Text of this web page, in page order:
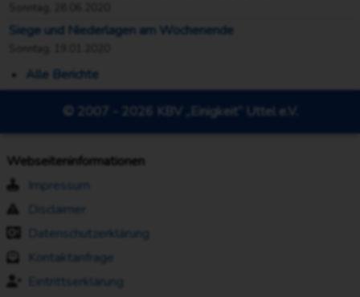
Siege und Niederlagen am Wochenende
Alle Berichte
© 2007 - 2026 KBV „Einigkeit“ Uttel e.V.
Webseiteninformationen
Impressum
Disclaimer
Datenschutzerklärung
Kontaktanfrage
Eintrittserklärung